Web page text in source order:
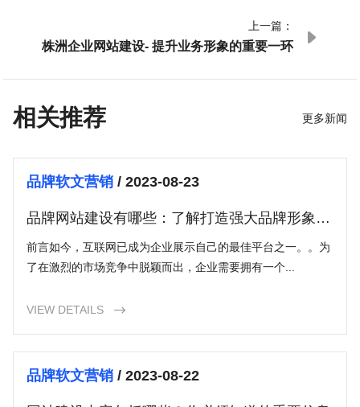
上一篇：
株洲企业网站建设- 提升业务形象的重要一环

相关推荐 更多新闻
品牌软文营销/ 2023-08-23
品牌网站建设有哪些：了解打造强大品牌形象的
关键
前言如今，互联网已成为企业展示自己的最佳平台之一。。为
了在激烈的市场竞争中脱颖而出，企业需要拥有一个...
VIEW DETAILS 
品牌软文营销/ 2023-08-22